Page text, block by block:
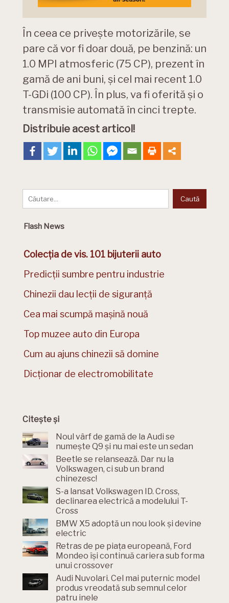
În ceea ce privește motorizările, se
pare că vor fi doar două, pe benzină: un
1.0 MPI atmosferic (75 CP), prezent în
gamă de ani buni, și cel mai recent 1.0
T-GDi (100 CP). În plus, va fi oferită și o
transmisie automată în cinci trepte.
Distribuie acest articol!
Flash News
Colecția de vis. 101 bijuterii auto
Predicții sumbre pentru industrie
Chinezii dau lecții de siguranță
Cea mai scumpă mașină nouă
Top muzee auto din Europa
Cum au ajuns chinezii să domine
Dicționar de electromobilitate
Citește și
Noul vârf de gamă de la Audi se
numește Q9 și nu mai este un sedan
Beetle se relansează. Dar nu la
Volkswagen, ci sub un brand
chinezesc!
S-a lansat Volkswagen ID. Cross,
declinarea electrică a modelului T-
Cross
BMW X5 adoptă un nou look și devine
electric
Retras de pe piața europeană, Ford
Mondeo își continuă cariera sub forma
unui crossover
Audi Nuvolari. Cel mai puternic model
produs vreodată sub semnul celor
patru inele